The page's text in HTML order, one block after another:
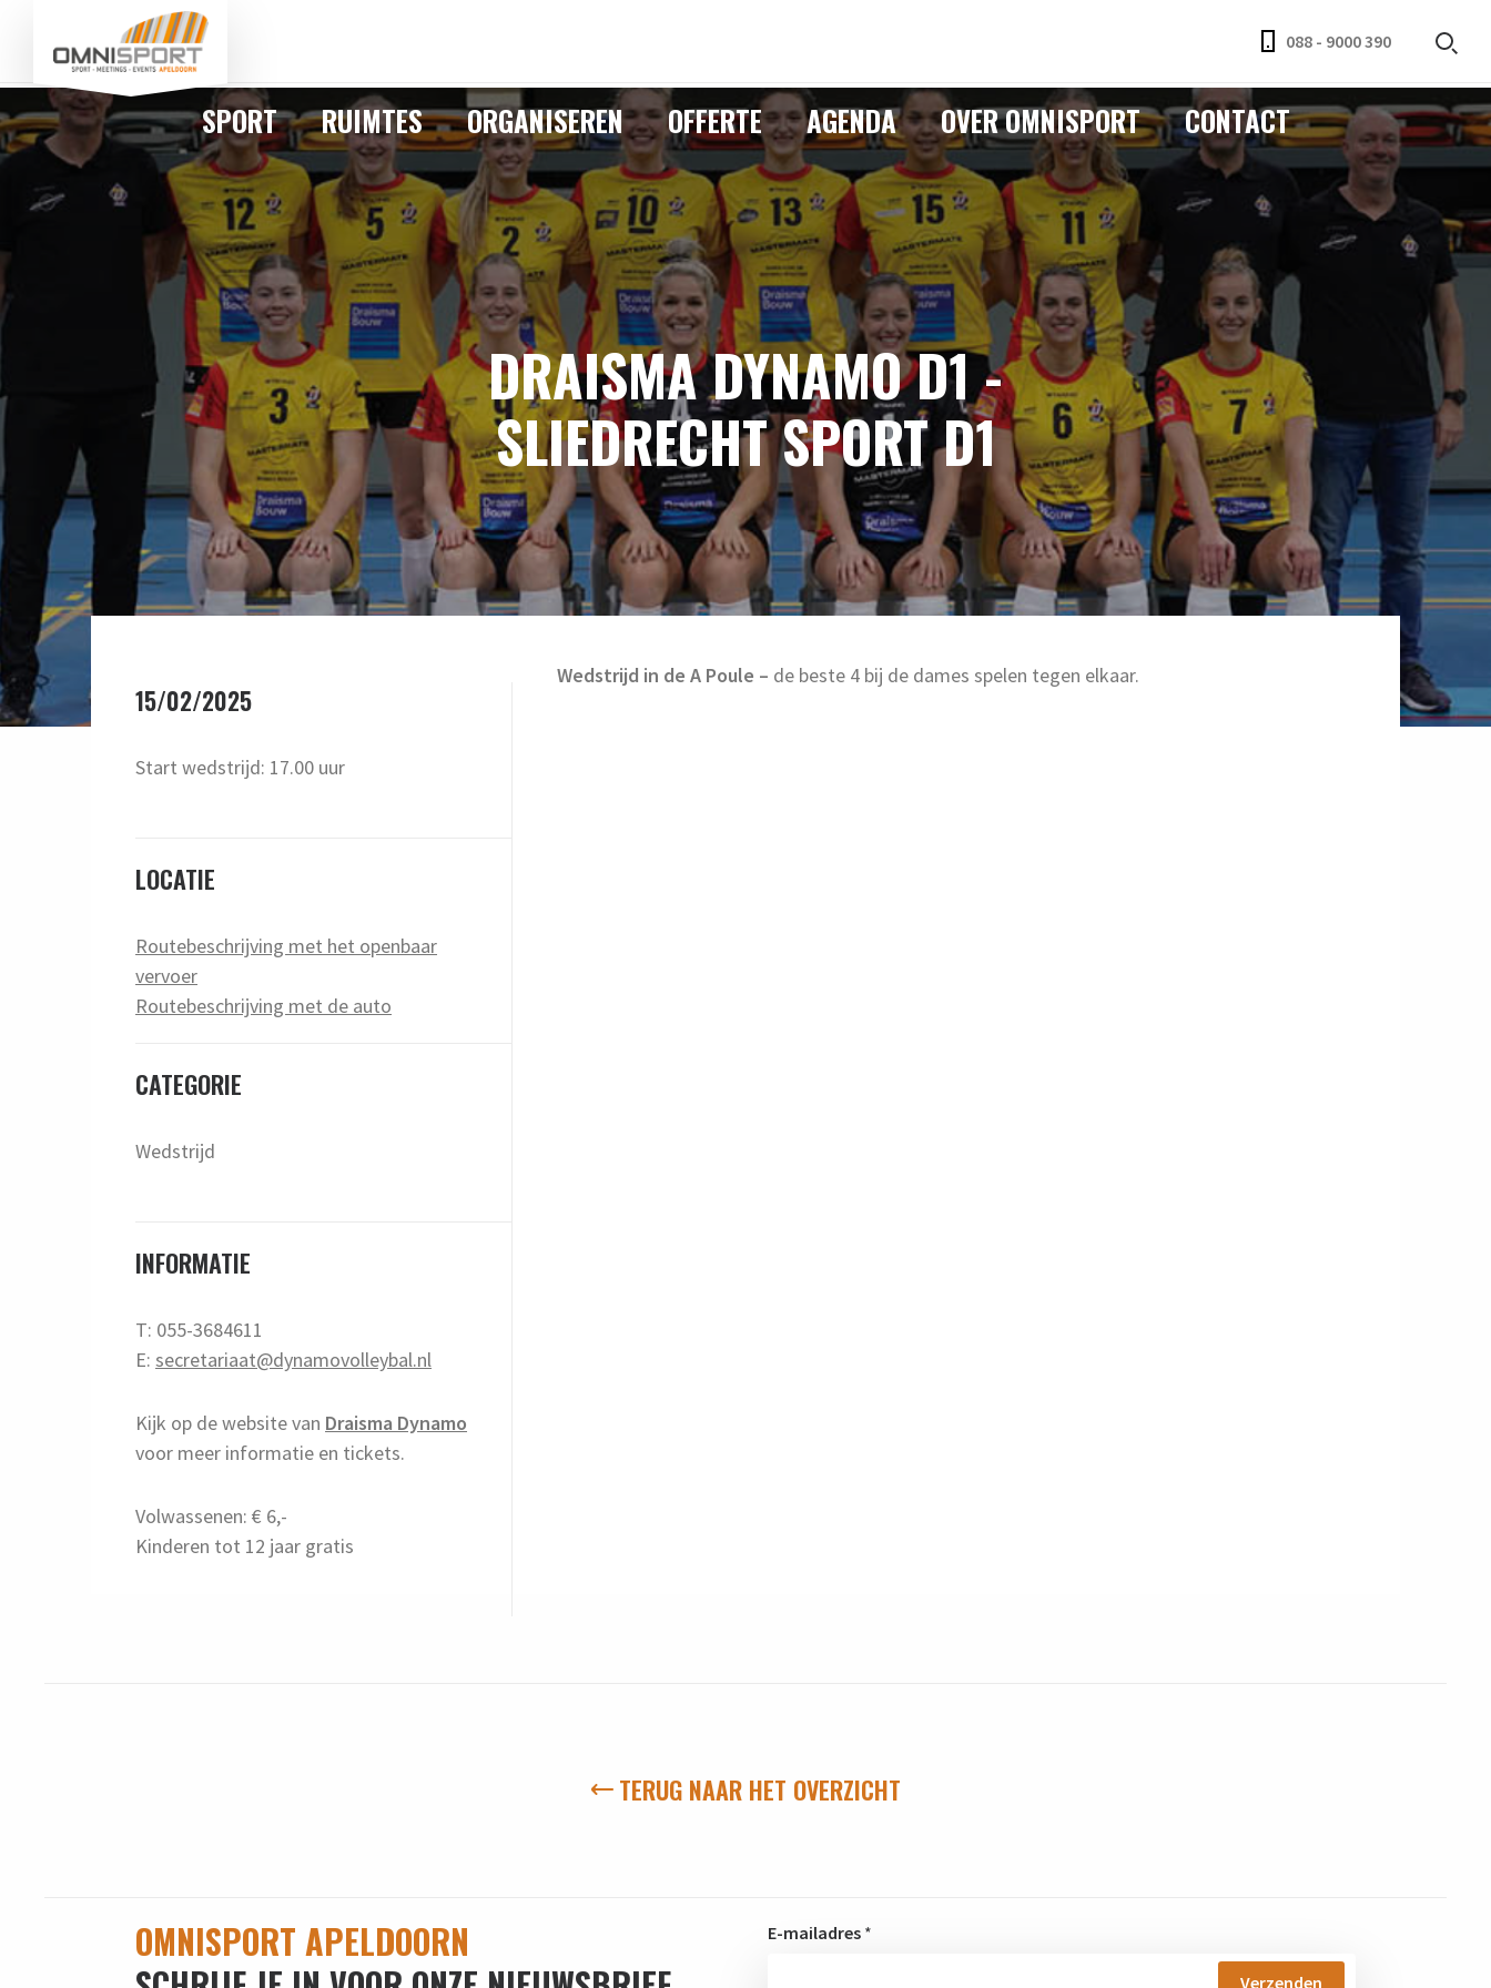
088 - 9000 390
SPORT RUIMTES ORGANISEREN OFFERTE AGENDA OVER OMNISPORT CONTACT
DRAISMA DYNAMO D1 -
SLIEDRECHT SPORT D1
Wedstrijd in de A Poule – de beste 4 bij de dames spelen tegen elkaar.
15/02/2025
Start wedstrijd: 17.00 uur
LOCATIE
Routebeschrijving met het openbaar
vervoer
Routebeschrijving met de auto
CATEGORIE
Wedstrijd
INFORMATIE
T: 055-3684611
E:secretariaat@dynamovolleybal.nl
Kijk op de website van Draisma Dynamo
voor meer informatie en tickets.
Volwassenen: € 6,-
Kinderen tot 12 jaar gratis
TERUG NAAR HET OVERZICHT
OMNISPORT APELDOORN
E-mailadres *